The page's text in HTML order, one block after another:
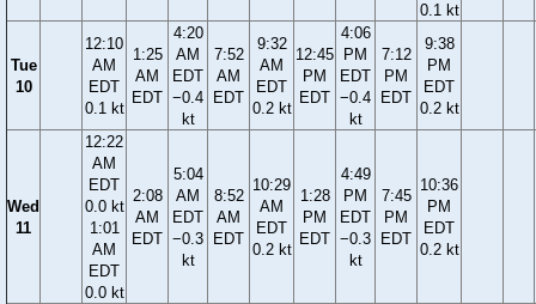
0.1 kt
Tue
10
12:10
AM
EDT
0.1 kt
1:25
AM
EDT
4:20
AM
EDT
−0.4
kt
7:52
AM
EDT
9:32
AM
EDT
0.2 kt
12:45
PM
EDT
4:06
PM
EDT
−0.4
kt
7:12
PM
EDT
9:38
PM
EDT
0.2 kt
Wed
11
12:22
AM
EDT
0.0 kt
1:01
AM
EDT
0.0 kt
2:08
AM
EDT
5:04
AM
EDT
−0.3
kt
8:52
AM
EDT
10:29
AM
EDT
0.2 kt
1:28
PM
EDT
4:49
PM
EDT
−0.3
kt
7:45
PM
EDT
10:36
PM
EDT
0.2 kt